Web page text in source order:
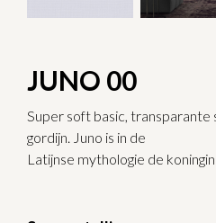
JUNO 00
Super soft basic, transparante
gordijn. Juno is in de
Latijnse mythologie de